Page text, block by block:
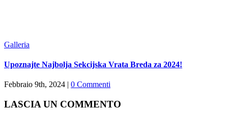
Galleria
Upoznajte Najbolja Sekcijska Vrata Breda za 2024!
Febbraio 9th, 2024 | 0 Commenti
LASCIA UN COMMENTO